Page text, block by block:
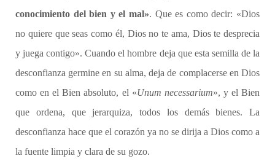
conocimiento del bien y el mal». Que es como decir: «Dios
no quiere que seas como él, Dios no te ama, Dios te desprecia
y juega contigo». Cuando el hombre deja que esta semilla de la
desconfianza germine en su alma, deja de complacerse en Dios
como en el Bien absoluto, el «Unum necessarium», y el Bien
que ordena, que jerarquiza, todos los demás bienes. La
desconfianza hace que el corazón ya no se dirija a Dios como a
la fuente limpia y clara de su gozo.